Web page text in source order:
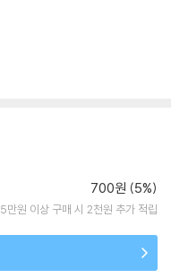
700원 (5%)
5만원 이상 구매 시 2천원 추가 적립